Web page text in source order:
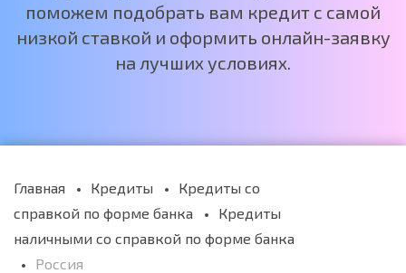
поможем подобрать вам кредит с самой
низкой ставкой и оформить онлайн-заявку
на лучших условиях.
Главная Кредиты
Кредиты со
справкой по форме банка
Кредиты
наличными со справкой по форме банка
Россия